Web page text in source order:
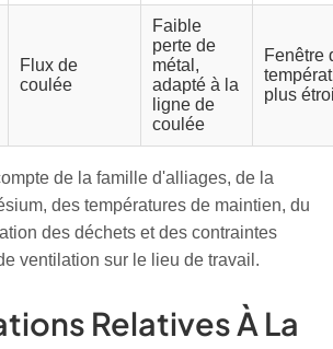
Flux de
coulée
Faible
perte de
métal,
adapté à la
ligne de
coulée
Fenêtre
plus
de la famille d'alliages, de la
des températures de maintien, du
des déchets et des contraintes
ventilation sur le lieu de travail.
Relatives À La